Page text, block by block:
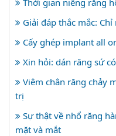
Giải đáp thắc mắc:
Cấy ghép implant all
Xin hỏi: dán răng sứ
Viêm chân răng chảy
trị
Sự thật về nhổ răng
mặt và mắt